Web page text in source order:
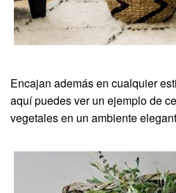
Encajan además en cualquier
aquí puedes ver un ejemplo de
vegetales en un ambiente